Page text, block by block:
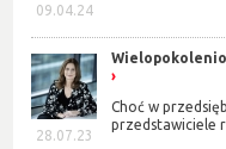
09.04.24
28.07.23
Choć w
przedstawiciele